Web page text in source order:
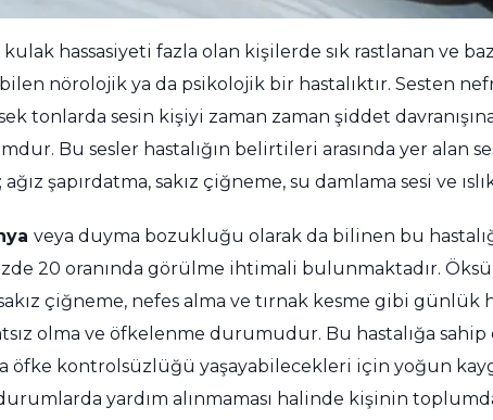
hassasiyeti fazla olan kişilerde sık rastlanan ve
nörolojik ya da psikolojik bir hastalıktır. Sesten
tonlarda sesin kişiyi zaman zaman şiddet
Bu sesler hastalığın belirtileri arasında yer alan
şapırdatma, sakız çiğneme, su damlama sesi ve
veya duyma bozukluğu olarak da bilinen bu
20 oranında görülme ihtimali bulunmaktadır.
çiğneme, nefes alma ve tırnak kesme gibi günlük
olma ve öfkelenme durumudur. Bu hastalığa
öfke kontrolsüzlüğü yaşayabilecekleri için yoğun
yardım alınmaması halinde kişinin